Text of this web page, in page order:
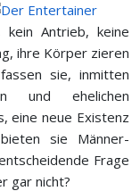
kein Antrieb, keine
ihre Körper zieren
sie, inmitten
und ehelichen
eine neue Existenz
sie Männer-
Frage
gar nicht?